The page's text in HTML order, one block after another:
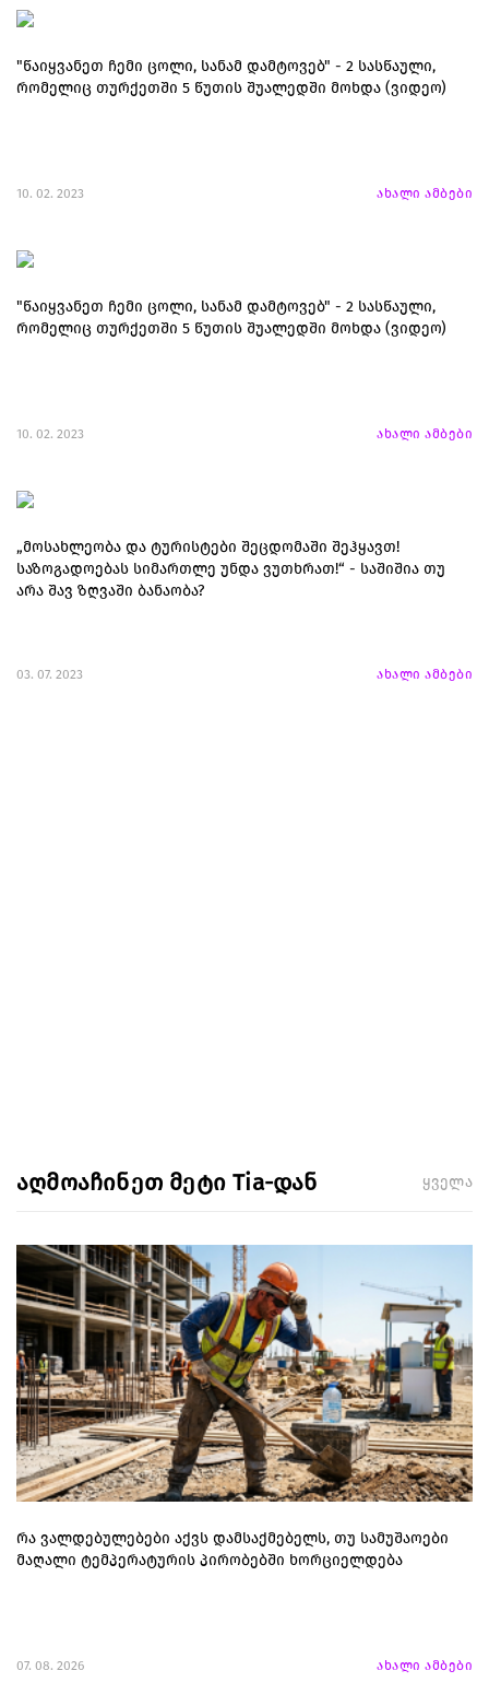
"წაიყვანეთ ჩემი ცოლი, სანამ დამტოვებ" - 2 სასწაული,
რომელიც თურქეთში 5 წუთის შუალედში მოხდა (ვიდეო)
10. 02. 2023 ახალი ამბები
"წაიყვანეთ ჩემი ცოლი, სანამ დამტოვებ" - 2 სასწაული,
რომელიც თურქეთში 5 წუთის შუალედში მოხდა (ვიდეო)
10. 02. 2023 ახალი ამბები
„მოსახლეობა და ტურისტები შეცდომაში შეჰყავთ!
საზოგადოებას სიმართლე უნდა ვუთხრათ!“ - საშიშია თუ
არა შავ ზღვაში ბანაობა?
03. 07. 2023 ახალი ამბები
აღმოაჩინეთ მეტი Tia-დან ყველა
რა ვალდებულებები აქვს დამსაქმებელს, თუ სამუშაოები
მაღალი ტემპერატურის პირობებში ხორციელდება
07. 08. 2026 ახალი ამბები